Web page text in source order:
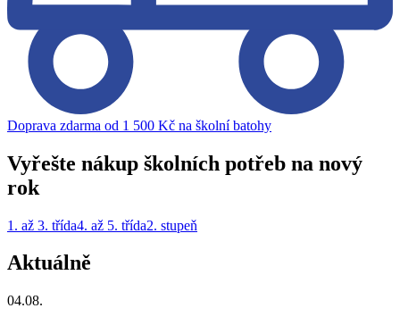
Doprava zdarma od 1 500 Kč na školní batohy
Vyřešte nákup školních potřeb na nový
rok
1. až 3. třída4. až 5. třída2. stupeň
Aktuálně
04.08.